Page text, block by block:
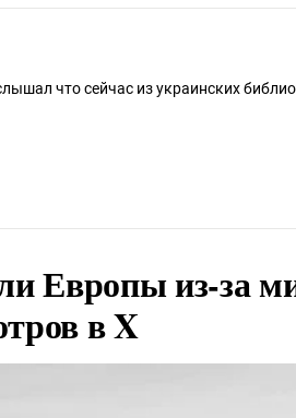
что сейчас из украинских
Европы из-за
в X